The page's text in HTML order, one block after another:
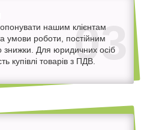
03
нашим клієнтам
умови роботи, постійним
Для юридичних осіб
купівлі товарів з ПДВ.